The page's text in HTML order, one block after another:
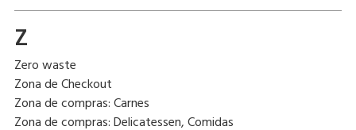
Z
Zero waste
Zona de Checkout
Zona de compras: Carnes
Zona de compras: Delicatessen, Comidas